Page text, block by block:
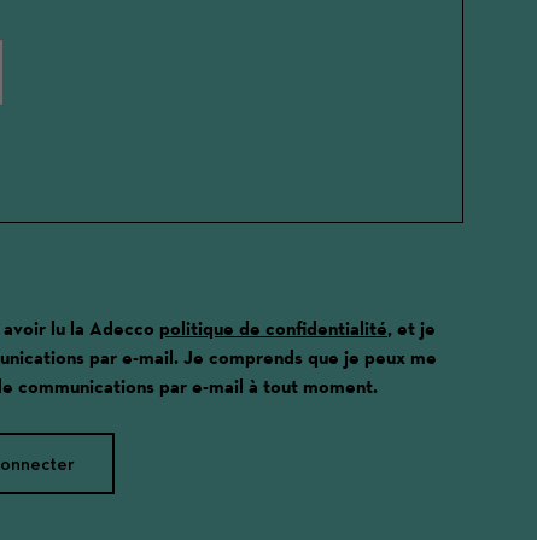
lu la Adecco politique de confidentialité, et je
par e-mail. Je comprends que je peux me
communications par e-mail à tout moment.